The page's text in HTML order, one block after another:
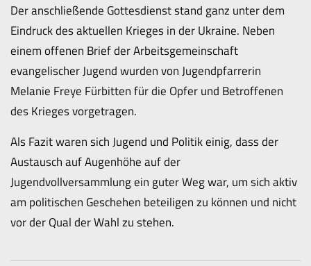
Der anschließende Gottesdienst stand ganz unter dem
Eindruck des aktuellen Krieges in der Ukraine. Neben
einem offenen Brief der Arbeitsgemeinschaft
evangelischer Jugend wurden von Jugendpfarrerin
Melanie Freye Fürbitten für die Opfer und Betroffenen
des Krieges vorgetragen.
Als Fazit waren sich Jugend und Politik einig, dass der
Austausch auf Augenhöhe auf der
Jugendvollversammlung ein guter Weg war, um sich aktiv
am politischen Geschehen beteiligen zu können und nicht
vor der Qual der Wahl zu stehen.